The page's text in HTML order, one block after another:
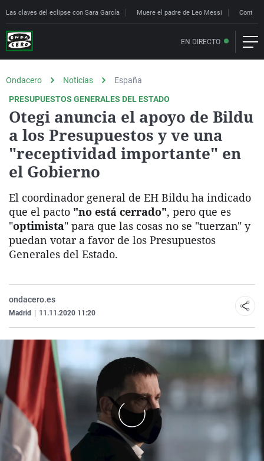
Las claves del eclipse con Sara García Muere el padre de Leo Messi
EN DIRECTO
Ondacero Noticias
España
PRESUPUESTOS GENERALES DEL ESTADO
Otegi anuncia el apoyo de Bildu
a los Presupuestos y ve una
"receptividad importante" en
el Gobierno
El coordinador general de EH Bildu ha indicado
que el pacto "no está cerrado", pero que es
"optimista" para que las cosas no se "tuerzan" y
puedan votar a favor de los Presupuestos
Generales del Estado.
ondacero.es
Madrid 11.11.2020 11:20